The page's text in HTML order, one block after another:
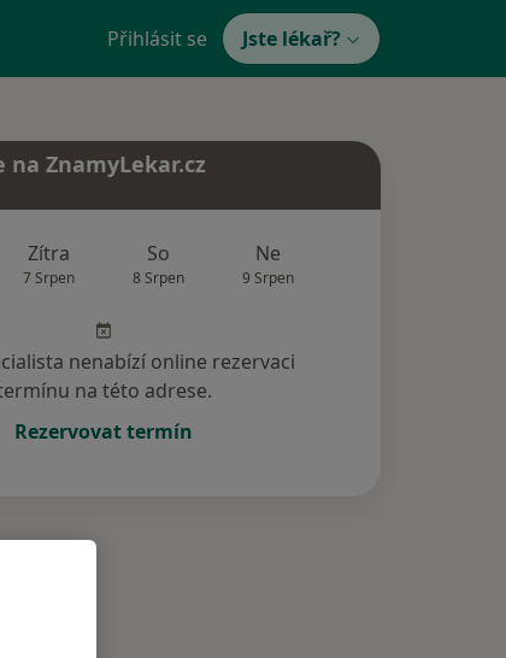
Přihlásit se Jste lékař?
na ZnamyLekar.cz
Zítra
7 Srpen
So
8 Srpen
Ne
9 Srpen
nenabízí online rezervaci
na této adrese.
Rezervovat termín